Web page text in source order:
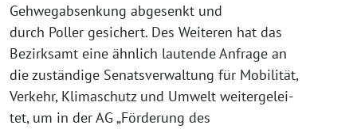
Gehwegabsenkung abgesenkt und
durch Poller gesichert. Des Weiteren hat das
Bezirksamt eine ähnlich lautende Anfrage an
die zuständige Senatsverwaltung für Mobilität,
Verkehr, Klimaschutz und Umwelt weitergelei-
tet, um in der AG „Förderung des